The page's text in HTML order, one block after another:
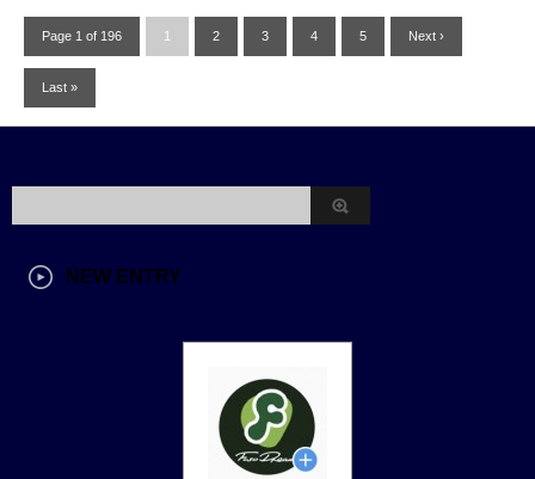
Page 1 of 196 1 2 3 4 5 Next ›
Last »
NEW ENTRY